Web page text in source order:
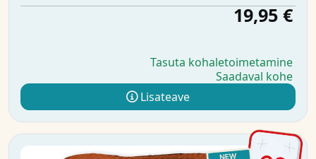
19,95 €
Tasuta kohaletoimetamine
Saadaval kohe
Lisateave